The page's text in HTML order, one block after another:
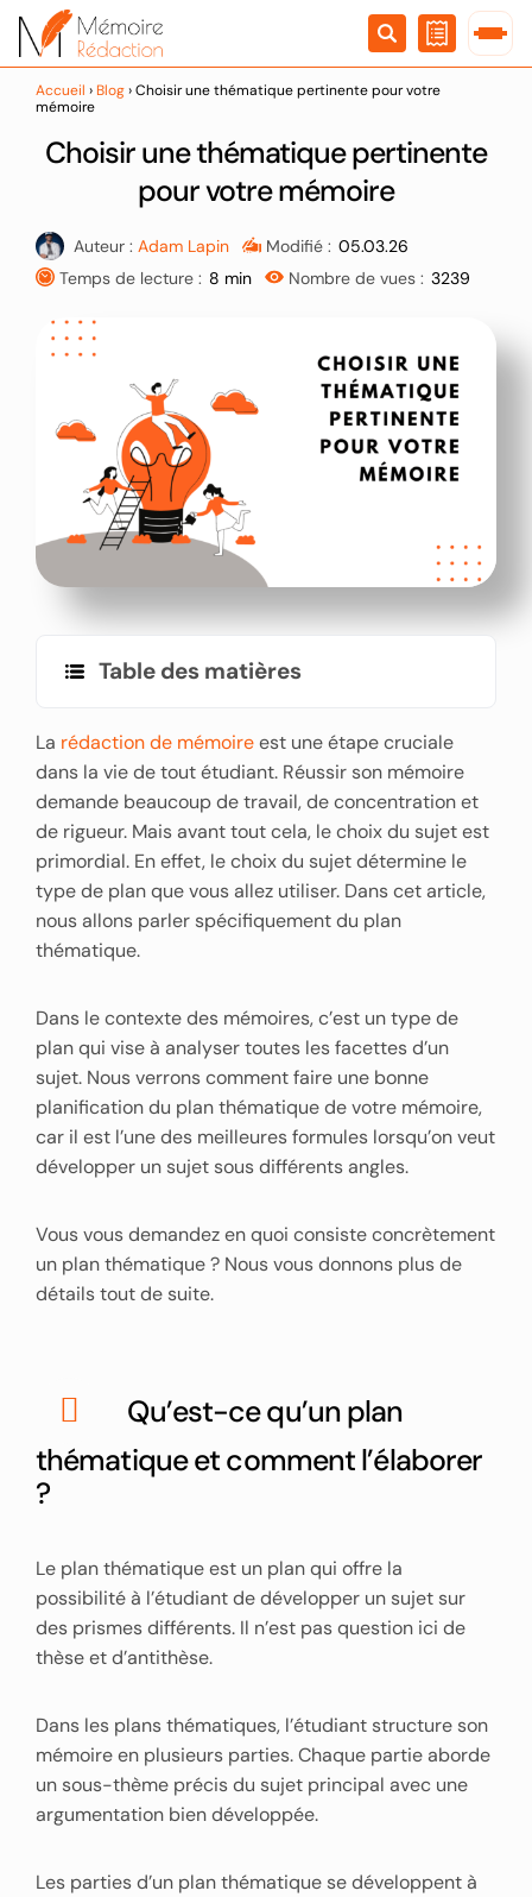
Passer
contenu
Accueil › Blog›Choisir une thématique pertinente pour votre
mémoire
Choisir une thématique pertinente
pour votre mémoire
Auteur : Adam Lapin Modifié : 05.03.26
Temps de lecture : 8 min Nombre de vues : 3239
Table des matières
La rédaction de mémoireest une étape cruciale
dans la vie de tout étudiant. Réussir son mémoire
demande beaucoup de travail, de concentration et
de rigueur. Mais avant tout cela, le choix du sujet est
primordial. En effet, le choix du sujet détermine le
type de plan que vous allez utiliser. Dans cet article,
nous allons parler spécifiquement du plan
thématique.
Dans le contexte des mémoires, c’est un type de
plan qui vise à analyser toutes les facettes d’un
sujet. Nous verrons comment faire une bonne
planification du plan thématique de votre mémoire,
car il est l’une des meilleures formules lorsqu’on veut
développer un sujet sous différents angles.
Vous vous demandez en quoi consiste concrètement
un plan thématique ? Nous vous donnons plus de
détails tout de suite.
Qu’est-ce qu’un plan
thématique et comment l’élaborer
?
Le plan thématique est un plan qui offre la
possibilité à l’étudiant de développer un sujet sur
des prismes différents. Il n’est pas question ici de
thèse et d’antithèse.
Dans les plans thématiques, l’étudiant structure son
mémoire en plusieurs parties. Chaque partie aborde
un sous-thème précis du sujet principal avec une
argumentation bien développée.
Les parties d’un plan thématique se développent à